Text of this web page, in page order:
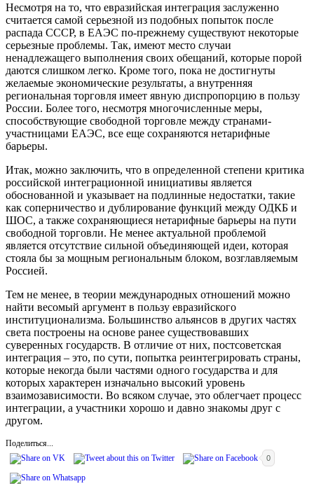
Несмотря на то, что евразийская интеграция заслуженно
считается самой серьезной из подобных попыток после
распада СССР, в ЕАЭС по-прежнему существуют некоторые
серьезные проблемы. Так, имеют место случаи
ненадлежащего выполнения своих обещаний, которые порой
даются слишком легко. Кроме того, пока не достигнуты
желаемые экономические результаты, а внутренняя
региональная торговля имеет явную диспропорцию в пользу
России. Более того, несмотря многочисленные меры,
способствующие свободной торговле между странами-
участницами ЕАЭС, все еще сохраняются нетарифные
барьеры.
Итак, можно заключить, что в определенной степени критика
российской интеграционной инициативы является
обоснованной и указывает на подлинные недостатки, такие
как соперничество и дублирование функций между ОДКБ и
ШОС, а также сохраняющиеся нетарифные барьеры на пути
свободной торговли. Не менее актуальной проблемой
является отсутствие сильной объединяющей идеи, которая
стояла бы за мощным региональным блоком, возглавляемым
Россией.
Тем не менее, в теории международных отношений можно
найти весомый аргумент в пользу евразийского
институционализма. Большинство альянсов в других частях
света построены на основе ранее существовавших
суверенных государств. В отличие от них, постсоветская
интеграция – это, по сути, попытка реинтегрировать страны,
которые некогда были частями одного государства и для
которых характерен изначально высокий уровень
взаимозависимости. Во всяком случае, это облегчает процесс
интеграции, а участники хорошо и давно знакомы друг с
другом.
Поделиться...
0